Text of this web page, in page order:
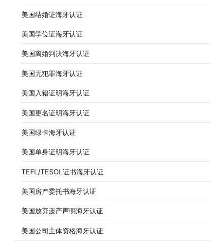
美国结婚证海牙认证
美国学位证海牙认证
美国离婚判决海牙认证
美国无犯罪海牙认证
美国入籍证明海牙认证
美国更名证明海牙认证
美国绿卡海牙认证
美国单身证明海牙认证
TEFL/TESOL证书海牙认证
美国房产委托书海牙认证
美国放弃遗产声明海牙认证
美国公司主体资格海牙认证